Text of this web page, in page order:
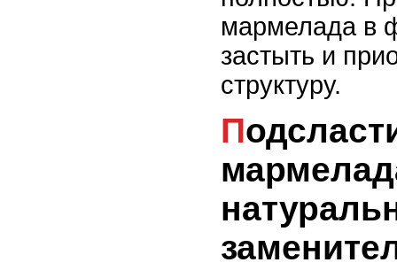
мармелада в
застыть и
структуру.
Подсластители для